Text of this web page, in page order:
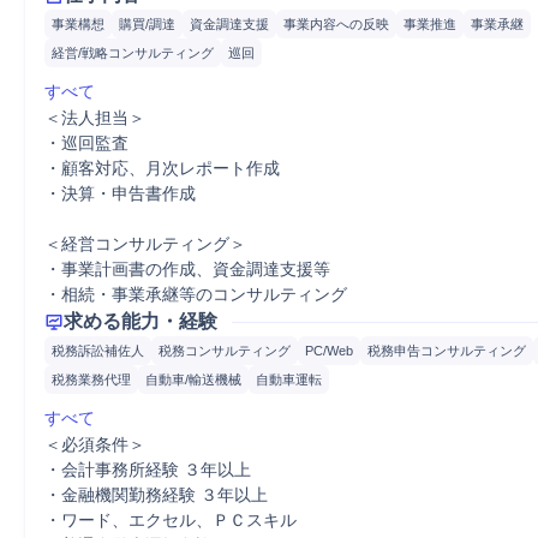
事業構想 購買/調達 資金調達支援 事業内容への反映 事業推進
事業承継
経営/戦略コンサルティング
巡回
すべて
＜法人担当＞
・巡回監査
・顧客対応、月次レポート作成
・決算・申告書作成
＜経営コンサルティング＞
・事業計画書の作成、資金調達支援等
・相続・事業承継等のコンサルティング
求める能力・経験
税務訴訟補佐人 税務コンサルティング PC/Web 税務申告コンサルティング
税務業務代理
自動車/輸送機械 自動車運転
すべて
＜必須条件＞
・会計事務所経験 ３年以上
・金融機関勤務経験 ３年以上
・ワード、エクセル、ＰＣスキル